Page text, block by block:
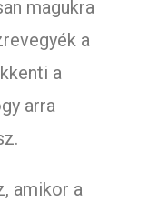
magukra
a
a
arra
amikor a